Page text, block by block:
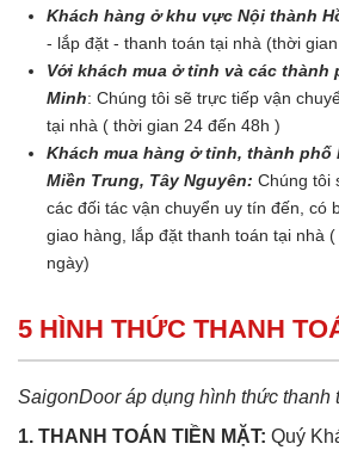
Khách hàng ở khu vực Nội thành
- lắp đặt - thanh toán tại nhà (thời
Với khách mua ở tỉnh và các thành
Minh: Chúng tôi sẽ trực tiếp vận
tại nhà ( thời gian 24 đến 48h )
Khách mua hàng ở tỉnh, thành phố
Miền Trung, Tây Nguyên: Chúng tôi
các đối tác vận chuyển uy tín đến, có
giao hàng, lắp đặt thanh toán tại nhà
ngày)
5 HÌNH THỨC THANH
SaigonDoor áp dụng hình thức thanh
1. THANH TOÁN TIỀN MẶT: Quý